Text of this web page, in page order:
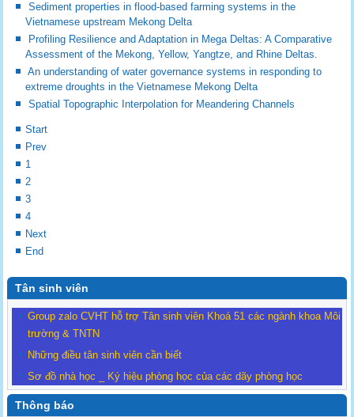
Sediment properties in flood-based farming systems in the
Vietnamese upstream Mekong Delta
Profiling Resilience and Adaptation in Mega Deltas: A Comparative
Assessment of the Mekong, Yellow, Yangtze, and Rhine Deltas.
An understanding of water governance systems in responding to
extreme droughts in the Vietnamese Mekong Delta
Spatial Topographic Interpolation for Meandering Channels
Start
Prev
1
2
3
4
Next
End
Tân sinh viên
Group zalo CVHT hỗ trợ Tân sinh viên Khoá 51 các ngành khoa Môi
trường & TNTN
Những điều tân sinh viên cần biết
Sơ đồ nhà học _ Ký hiệu phòng học của các dãy phòng học
Thông báo